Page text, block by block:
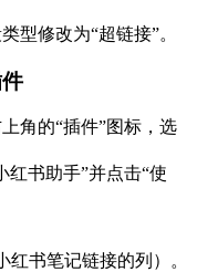
型修改为“超链接”。
角的“插件”图标，选
红书助手”并点击“使
书笔记链接的列）。